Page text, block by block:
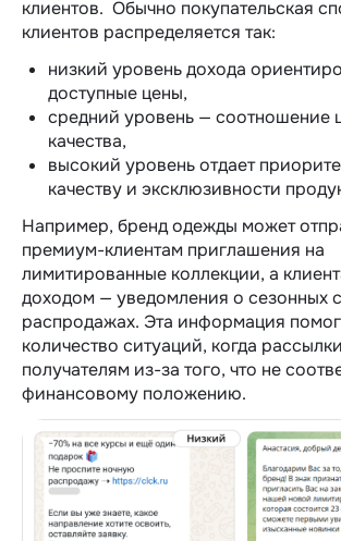
клиентов. Обычно покупательская
клиентов распределяется так:
низкий уровень дохода
доступные цены,
средний уровень — соотношение
качества,
высокий уровень отдает
качеству и эксклюзивности
Например, бренд одежды может
премиум-клиентам приглашения на
лимитированные коллекции, а
доходом — уведомления о сезонных
распродажах. Эта информация
количество ситуаций, когда
получателям из-за того, что не
финансовому положению.